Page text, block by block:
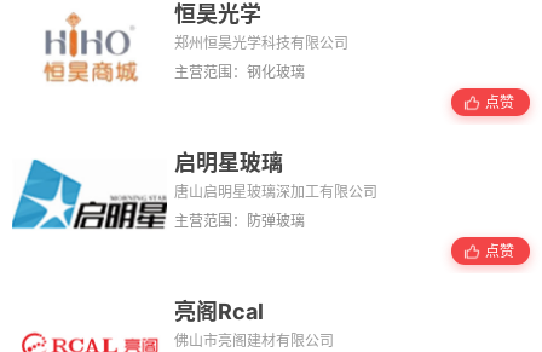
恒昊光学
郑州恒昊光学科技有限公司
主营范围：钢化玻璃
点赞
启明星玻璃
唐山启明星玻璃深加工有限公司
主营范围：防弹玻璃
点赞
亮阁Rcal
佛山市亮阁建材有限公司